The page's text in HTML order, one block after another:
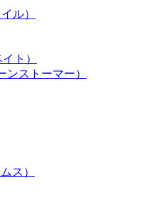
ル）
ト）
ンストーマー）
ス）